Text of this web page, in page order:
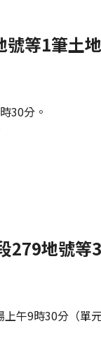
等1筆土
30分。
279地號
午9時30分（單